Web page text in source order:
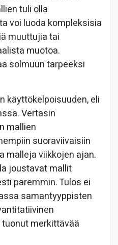
tuli olla
voi luoda kompleksisia
muuttujia tai
muotoa.
solmuun tarpeeksi
käyttökelpoisuuden, eli
Vertasin
mallien
suoraviivaisiin
malleja viikkojen ajan.
joustavat mallit
paremmin. Tulos ei
samantyyppisten
merkittävää